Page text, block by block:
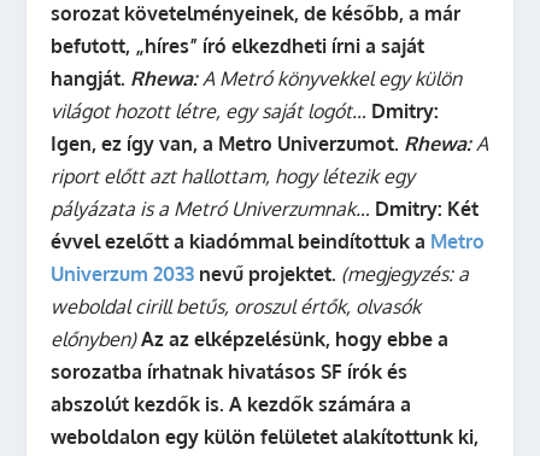
sorozat követelményeinek, de később, a már
befutott, „híres” író elkezdheti írni a saját
hangját. Rhewa:A Metró könyvekkel egy külön
világot hozott létre, egy saját logót… Dmitry:
Igen, ez így van, a Metro Univerzumot. Rhewa:A
riport előtt azt hallottam, hogy létezik egy
pályázata is a Metró Univerzumnak… Dmitry: Két
évvel ezelőtt a kiadómmal beindítottuk a Metro
Univerzum 2033 nevű projektet. (megjegyzés: a
weboldal cirill betűs, oroszul értők, olvasók
előnyben)Az az elképzelésünk, hogy ebbe a
sorozatba írhatnak hivatásos SF írók és
abszolút kezdők is. A kezdők számára a
weboldalon egy külön felületet alakítottunk ki,